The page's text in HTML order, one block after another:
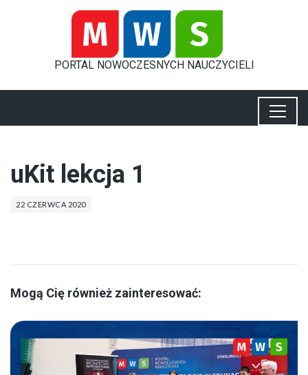
PORTAL NOWOCZESNYCH NAUCZYCIELI
uKit lekcja 1
22 CZERWCA 2020
Mogą Cię również zainteresować: